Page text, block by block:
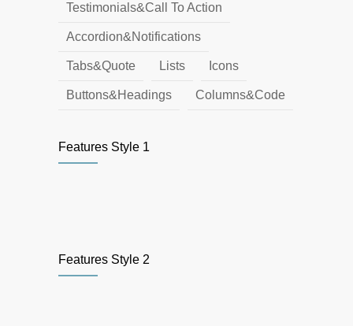
Testimonials&Call To Action
Accordion&Notifications
Tabs&Quote Lists Icons
Buttons&Headings Columns&Code
Features Style 1
Features Style 2